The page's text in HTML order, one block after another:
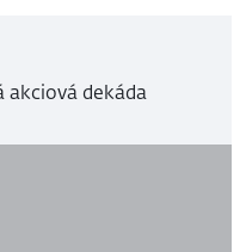
akciová dekáda